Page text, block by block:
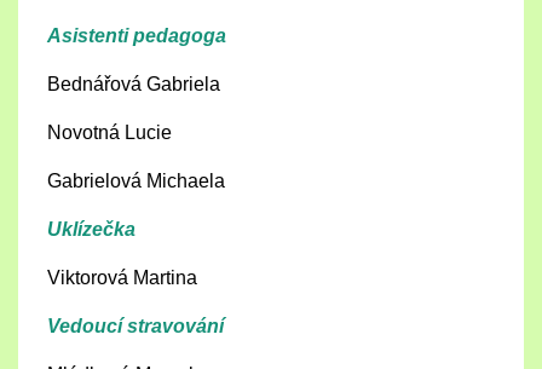
Asistenti pedagoga
Bednářová Gabriela
Novotná Lucie
Gabrielová Michaela
Uklízečka
Viktorová Martina
Vedoucí stravování